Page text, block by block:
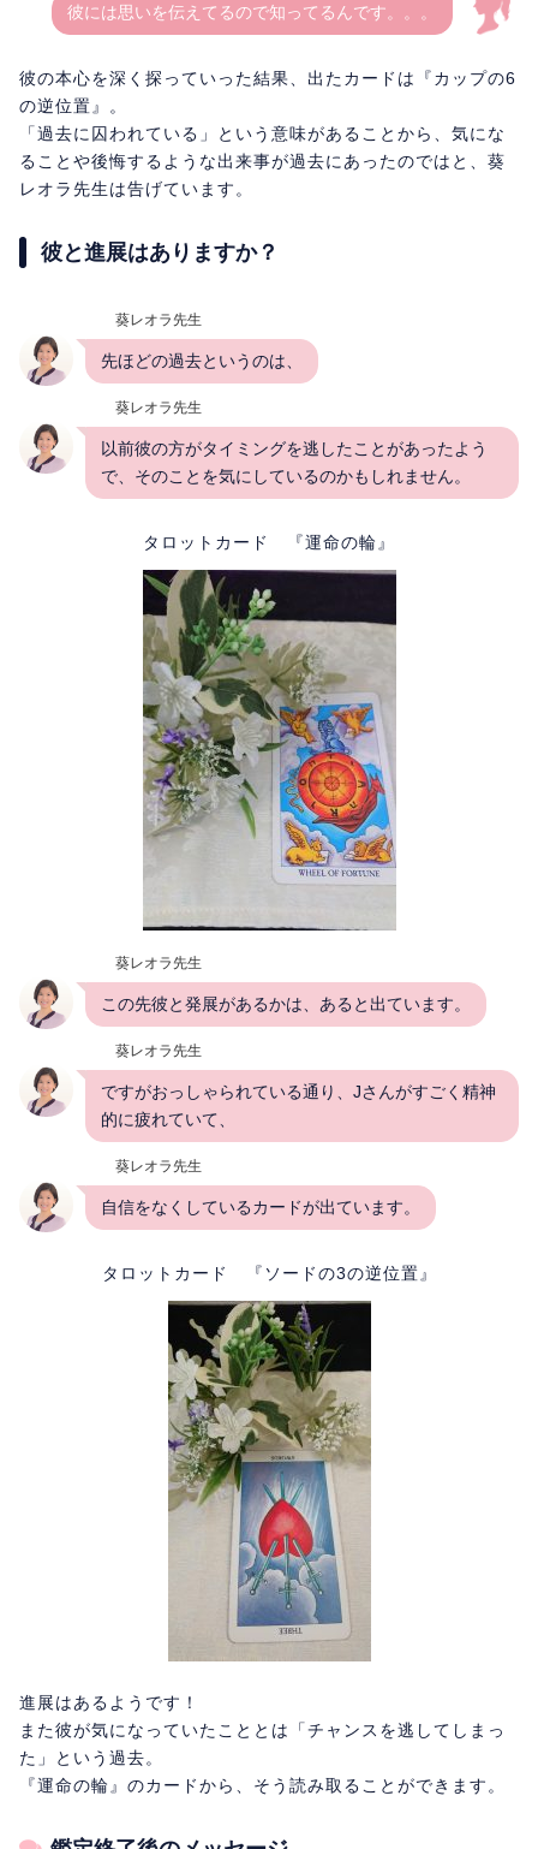
彼には思いを伝えてるので知ってるんです。。。
彼の本心を深く探っていった結果、出たカードは『カップの6
の逆位置』。
「過去に囚われている」という意味があることから、気にな
ることや後悔するような出来事が過去にあったのではと、葵
レオラ先生は告げています。
彼と進展はありますか？
葵レオラ先生
先ほどの過去というのは、
葵レオラ先生
以前彼の方がタイミングを逃したことがあったよう
で、そのことを気にしているのかもしれません。
タロットカード 『運命の輪』
葵レオラ先生
この先彼と発展があるかは、あると出ています。
葵レオラ先生
ですがおっしゃられている通り、Jさんがすごく精神
的に疲れていて、
葵レオラ先生
自信をなくしているカードが出ています。
タロットカード 『ソードの3の逆位置』
進展はあるようです！
また彼が気になっていたこととは「チャンスを逃してしまっ
た」という過去。
『運命の輪』のカードから、そう読み取ることができます。